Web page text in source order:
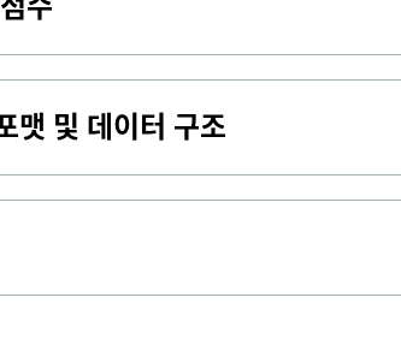
수
맷 및 데이터 구조